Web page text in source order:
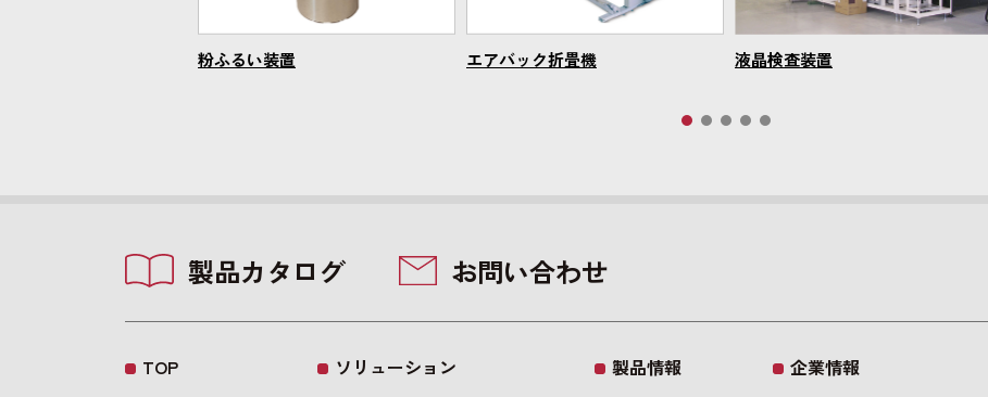
粉ふるい装置 エアバック折畳機 液晶検査装置
製品カタログ お問い合わせ
TOP ソリューション 製品情報 企業情報